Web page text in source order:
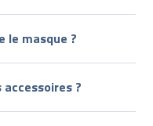
le masque ?
?